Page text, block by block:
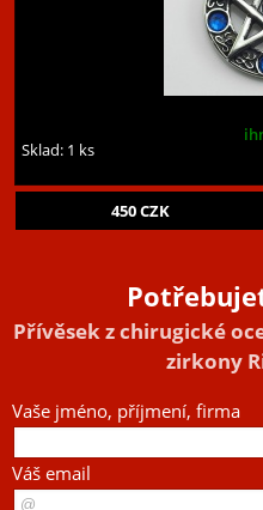
Sklad: 1 ks
450CZK
Přívěsek z chirugické
zirkony
Vaše jméno, příjmení, firma
Váš email